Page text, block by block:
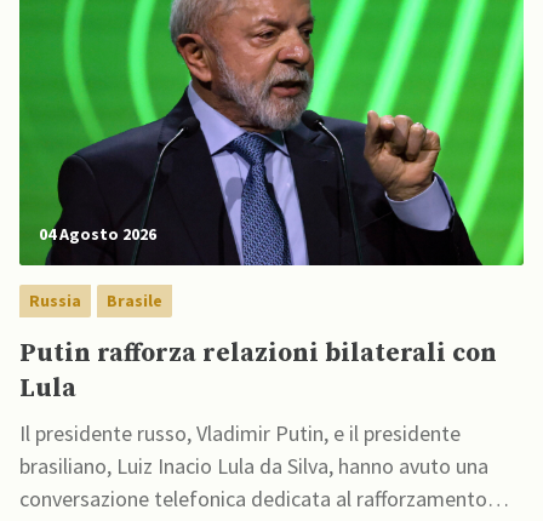
04 Agosto 2026
Russia Brasile
Putin rafforza relazioni bilaterali con
Lula
Il presidente russo, Vladimir Putin, e il presidente
brasiliano, Luiz Inacio Lula da Silva, hanno avuto una
conversazione telefonica dedicata al rafforzamento